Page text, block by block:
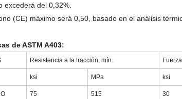
excederá del 0,32%.
(CE) máximo será 0,50, basado en el análisis
de ASTM A403:
Resistencia a la tracción, mín.
ksi MPa ksi
75 515 30